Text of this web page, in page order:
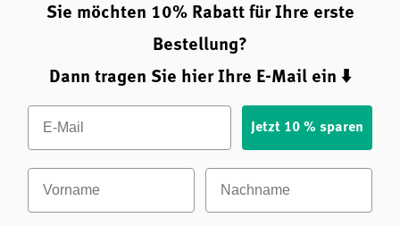
Sie möchten 10% Rabatt für Ihre erste
Bestellung?
Dann tragen Sie hier Ihre E-Mail ein ⬇️
Email
Jetzt 10 % sparen
Vorname Nachname